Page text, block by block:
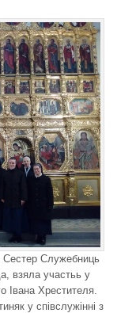
Сестер Служебниць
взяла участьь у
Івана Хрестителя.
у співслужінні з